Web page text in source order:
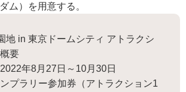
ム）を用意する。
地 in 東京ドームシティ アトラクシ
要
年8月27日～10月30日
ンプラリー参加券（アトラクション1